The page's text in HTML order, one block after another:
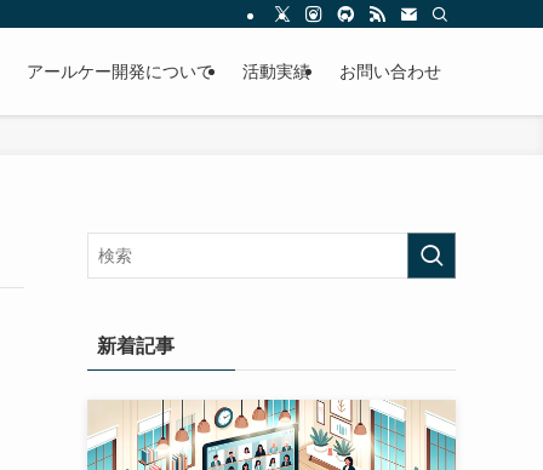
アールケー開発について 活動実績 お問い合わせ
新着記事